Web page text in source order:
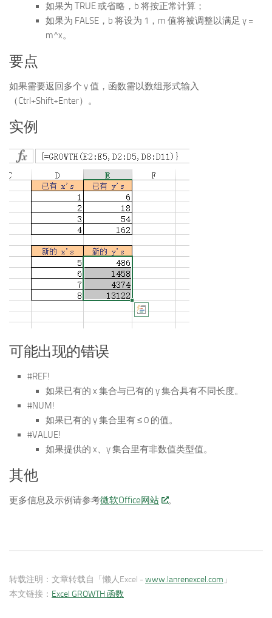
如果为 TRUE 或省略，b 将按正常计算；
如果为 FALSE，b 将设为 1，m 值将被调整以满足 y =
m^x。
要点
如果需要返回多个 y 值，函数需以数组形式输入
（Ctrl+Shift+Enter）。
实例
可能出现的错误
#REF!
如果已有的 x 集合与已有的 y 集合具有不同长度。
#NUM!
如果已有的 y 集合里有 ≤ 0 的值。
#VALUE!
如果提供的 x、y 集合里有非数值类型值。
其他
更多信息及示例请参考微软Office网站 。
转载注明： 文章转载自「懒人Excel -www.lanrenexcel.com 」
本文链接： Excel GROWTH 函数